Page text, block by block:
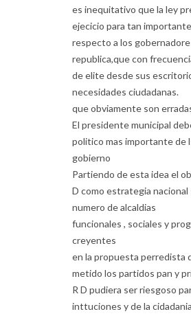
es inequitativo que la ley
ejecicio para tan
respecto a los
republica,que con
de elite desde sus
necesidades ciudadanas.
que obviamente son
El presidente municipal
politico mas importante de
gobierno
Partiendo de esta idea el
D como estrategia
numero de alcaldias
funcionales , sociales y
creyentes
en la propuesta perredista
metido los partidos pan y
R D pudiera ser riesgoso
inttuciones y de la